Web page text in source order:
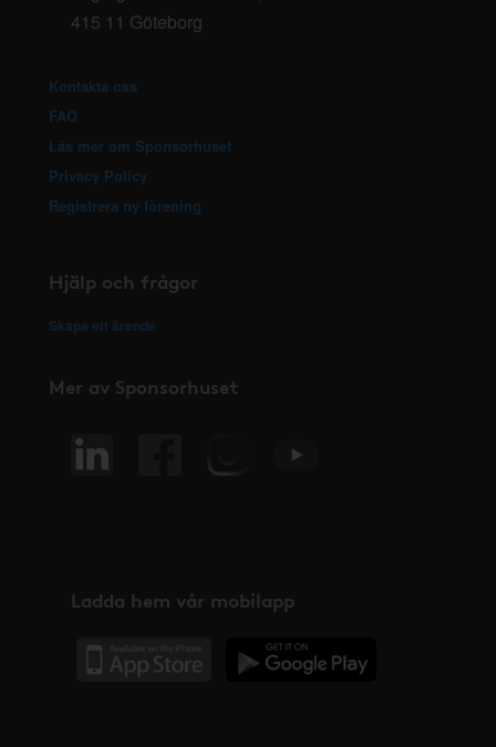
415 11 Göteborg
Kontakta oss
FAQ
Läs mer om Sponsorhuset
Privacy Policy
Registrera ny förening
Hjälp och frågor
Skapa ett ärende
Mer av Sponsorhuset
Ladda hem vår mobilapp